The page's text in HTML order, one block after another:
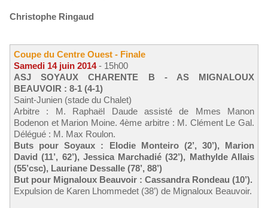
Christophe Ringaud
Coupe du Centre Ouest - Finale
Samedi 14 juin 2014- 15h00
ASJ SOYAUX CHARENTE B - AS MIGNALOUX
BEAUVOIR : 8-1 (4-1)
Saint-Junien (stade du Chalet)
Arbitre : M. Raphaël Daude assisté de Mmes Manon
Bodenon et Marion Moine. 4ème arbitre : M. Clément Le Gal.
Délégué : M. Max Roulon.
Buts pour Soyaux : Elodie Monteiro (2’, 30’), Marion
David (11’, 62’), Jessica Marchadié (32’), Mathylde Allais
(55’csc), Lauriane Dessalle (78’, 88’)
But pour Mignaloux Beauvoir : Cassandra Rondeau (10’).
Expulsion de Karen Lhommedet (38’) de Mignaloux Beauvoir.